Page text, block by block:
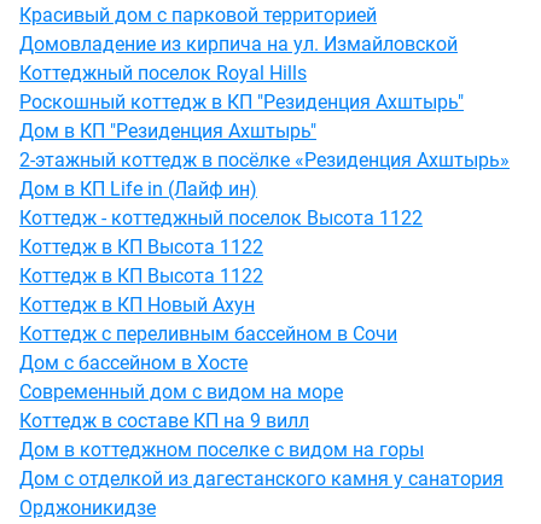
Красивый дом с парковой территорией
Домовладение из кирпича на ул. Измайловской
Коттеджный поселок Royal Hills
Роскошный коттедж в КП "Резиденция Ахштырь"
Дом в КП "Резиденция Ахштырь"
2-этажный коттедж в посёлке «Резиденция Ахштырь»
Дом в КП Life in (Лайф ин)
Коттедж - коттеджный поселок Высота 1122
Коттедж в КП Высота 1122
Коттедж в КП Высота 1122
Коттедж в КП Новый Ахун
Коттедж с переливным бассейном в Сочи
Дом с бассейном в Хосте
Современный дом с видом на море
Коттедж в составе КП на 9 вилл
Дом в коттеджном поселке с видом на горы
Дом с отделкой из дагестанского камня у санатория
Орджоникидзе